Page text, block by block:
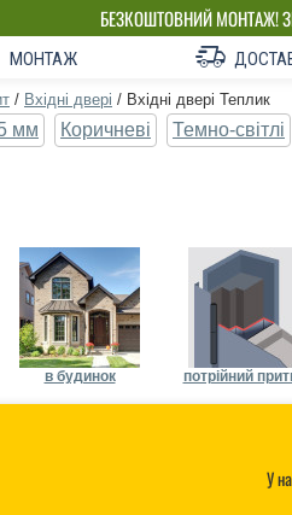
БЕЗКОШТОВНИЙ МОНТАЖ!
ВЛАСНЕ ВИРОБНИЦТВО-
МОНТАЖ
/ Вхідні двері / Вхідні двері Теплик
мм Коричневі Темно-світлі
в будинок потрійний
У